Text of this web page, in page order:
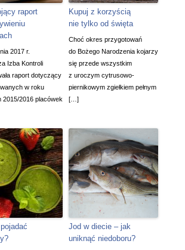
raport
2017 r.
Izba Kontroli
raport dotyczący
w roku
2015/2016 placówek
Kupuj z korzyścią
nie tylko od święta
Choć okres przygotowań
do Bożego Narodzenia kojarzy
się przede wszystkim
z uroczym cytrusowo-
piernikowym zgiełkiem pełnym
[…]
Jod w diecie – jak
uniknąć niedoboru?